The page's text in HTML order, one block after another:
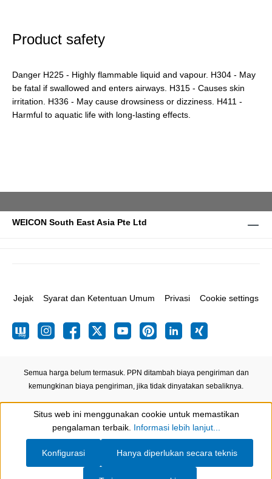
Product safety
Danger H225 - Highly flammable liquid and vapour. H304 - May
be fatal if swallowed and enters airways. H315 - Causes skin
irritation. H336 - May cause drowsiness or dizziness. H411 -
Harmful to aquatic life with long-lasting effects.
WEICON South East Asia Pte Ltd
Jejak Syarat dan Ketentuan Umum Privasi Cookie settings
Semua harga belum termasuk. PPN ditambah biaya pengiriman dan
kemungkinan biaya pengiriman, jika tidak dinyatakan sebaliknya.
Show toolbar
Situs web ini menggunakan cookie untuk memastikan
pengalaman terbaik. Informasi lebih lanjut...
Hanya diperlukan secara teknis
Konfigurasi